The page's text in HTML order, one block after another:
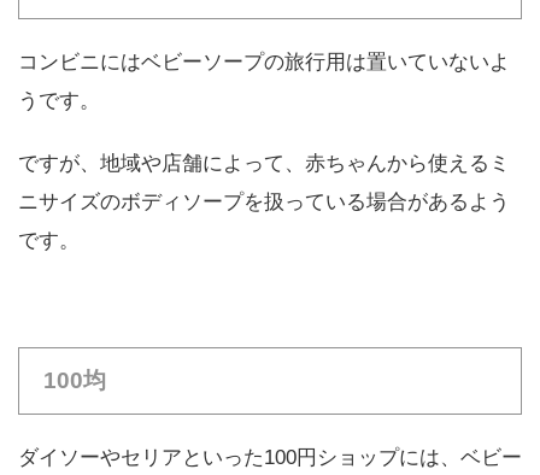
コンビニにはベビーソープの旅行用は置いていないよ
うです。
ですが、地域や店舗によって、赤ちゃんから使えるミ
ニサイズのボディソープを扱っている場合があるよう
です。
100均
ダイソーやセリアといった100円ショップには、ベビー